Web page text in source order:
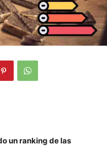
un ranking de las